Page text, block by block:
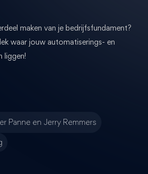
maken van je bedrijfsfundament?
waar jouw automatiserings- en
liggen!
Panne en Jerry Remmers